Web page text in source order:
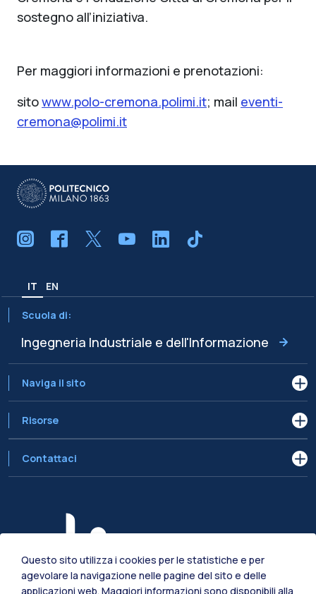
sostegno all’iniziativa.
Per maggiori informazioni e prenotazioni:
sitowww.polo-cremona.polimi.it; mail eventi-
cremona@polimi.it
IT EN
Scuola di:
Ingegneria Industriale e dell'Informazione
Naviga il sito
Risorse
Contattaci
Questo sito utilizza i cookies per le statistiche e per
agevolare la navigazione nelle pagine del sito e delle
applicazioni web. Maggiori informazioni sono disponibili alla